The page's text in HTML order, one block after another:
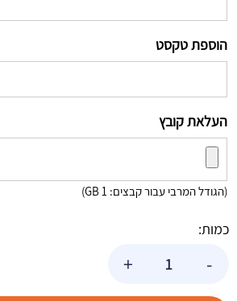
הוספת טקסט
העלאת קובץ
(הגודל המרבי עבור קבצים: 1 GB)
כמות:
-
+